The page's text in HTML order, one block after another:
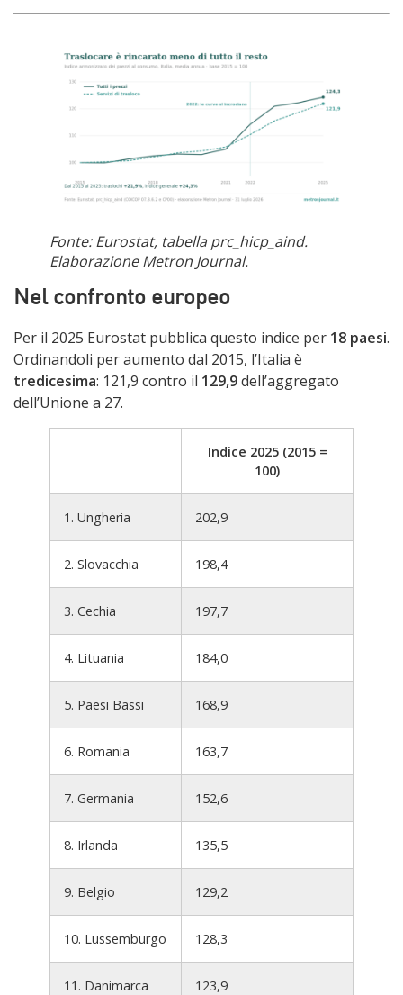
Fonte: Eurostat, tabella prc_hicp_aind.
Elaborazione Metron Journal.
Nel confronto europeo
Per il 2025 Eurostat pubblica questo indice per 18 paesi.
Ordinandoli per aumento dal 2015, l’Italia è
tredicesima: 121,9 contro il 129,9dell’aggregato
dell’Unione a 27.
Indice 2025 (2015 =
100)
1. Ungheria 202,9
2. Slovacchia 198,4
3. Cechia 197,7
4. Lituania 184,0
5. Paesi Bassi 168,9
6. Romania 163,7
7. Germania 152,6
8. Irlanda 135,5
9. Belgio 129,2
10. Lussemburgo 128,3
11. Danimarca 123,9